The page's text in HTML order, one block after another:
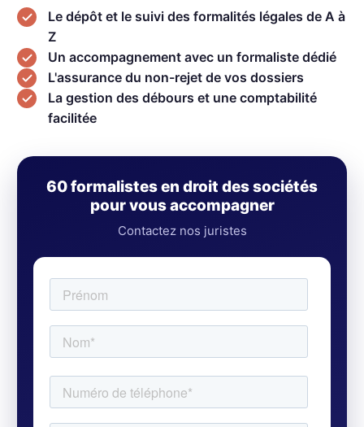
Le dépôt et le suivi des formalités légales de A à
Z
Un accompagnement avec un formaliste dédié
L'assurance du non-rejet de vos dossiers
La gestion des débours et une comptabilité
facilitée
60 formalistes en droit des sociétés
pour vous accompagner
Contactez nos juristes